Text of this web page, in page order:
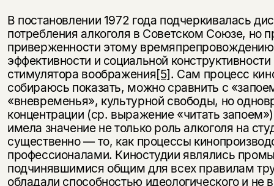
В постановлении 1972 года подчеркивалась
потребления алкоголя в Советском Союзе, но
приверженности этому
эффективности и социальной
стимулятора воображения[5]. Сам процесс
собираюсь показать, можно сравнить с
«вневременья», культурной свободы, но
концентрации (ср. выражение «читать
имела значение не только роль алкоголя на
существенно — то, как процессы
профессионалами. Киностудии являлись
подчинявшимися общим для всех правилам
обладали способностью идеологического и